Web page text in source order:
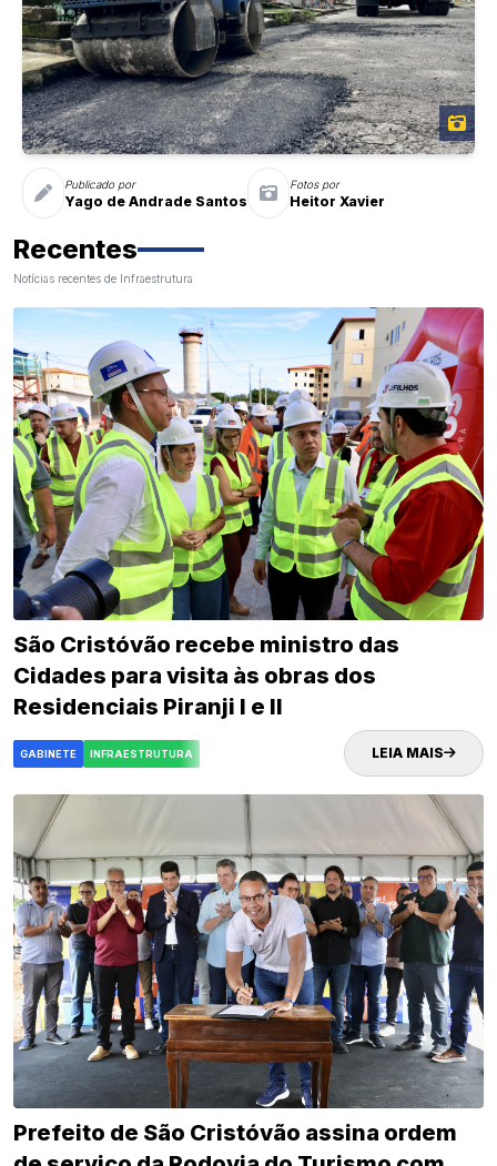
Publicado por
Yago de Andrade Santos
Fotos por
Heitor Xavier
Recentes
Notícias recentes de Infraestrutura
São Cristóvão recebe ministro das
Cidades para visita às obras dos
Residenciais Piranji I e II
GABINETE INFRAESTRUTURA LEIA MAIS
Prefeito de São Cristóvão assina ordem